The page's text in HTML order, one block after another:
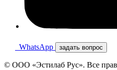
WhatsApp задать вопрос
© ООО «Эстилаб Рус». Все